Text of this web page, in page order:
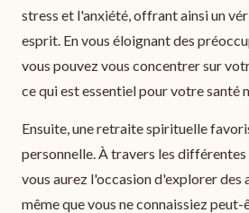
stress et l'anxiété, offrant ainsi un
esprit. En vous éloignant des
vous pouvez vous concentrer sur
ce qui est essentiel pour votre santé
Ensuite, une retraite spirituelle
personnelle. À travers les
vous aurez l'occasion d'explorer des
même que vous ne connaissiez peut-